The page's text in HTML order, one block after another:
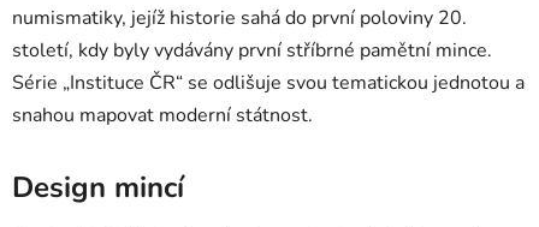
numismatiky, jejíž historie sahá do první poloviny 20.
století, kdy byly vydávány první stříbrné pamětní mince.
Série „Instituce ČR“ se odlišuje svou tematickou jednotou a
snahou mapovat moderní státnost.
Design mincí